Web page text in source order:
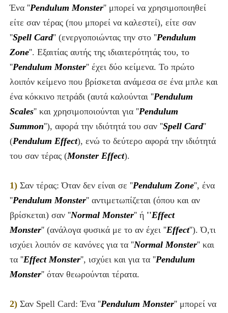
Ένα ''Pendulum Monster'' μπορεί να χρησιμοποιηθεί
είτε σαν τέρας (που μπορεί να καλεστεί), είτε σαν
''Spell Card'' (ενεργοποιώντας την στο ''Pendulum
Zone''. Εξαιτίας αυτής της ιδιαιτερότητάς του, το
''Pendulum Monster'' έχει δύο κείμενα. Το πρώτο
λοιπόν κείμενο που βρίσκεται ανάμεσα σε ένα μπλε και
ένα κόκκινο πετράδι (αυτά καλούνται ''Pendulum
Scales'' και χρησιμοποιούνται για ''Pendulum
Summon''), αφορά την ιδιότητά του σαν ''Spell Card''
(Pendulum Effect), ενώ το δεύτερο αφορά την ιδιότητά
του σαν τέρας (Monster Effect).
1)Σαν τέρας: Όταν δεν είναι σε ''Pendulum Zone'', ένα
''Pendulum Monster''αντιμετωπίζεται (όπου και αν
βρίσκεται) σαν ''Normal Monster'' ή ''Effect
Monster''(ανάλογα φυσικά με το αν έχει ''Effect''). Ό,τι
ισχύει λοιπόν σε κανόνες για τα ''Normal Monster'' και
τα''Effect Monster'', ισχύει και για τα ''Pendulum
Monster'' όταν θεωρούνται τέρατα.
2)Σαν Spell Card: Ένα ''Pendulum Monster'' μπορεί να